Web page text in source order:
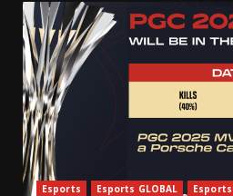
Esports Esports GLOBAL Esports